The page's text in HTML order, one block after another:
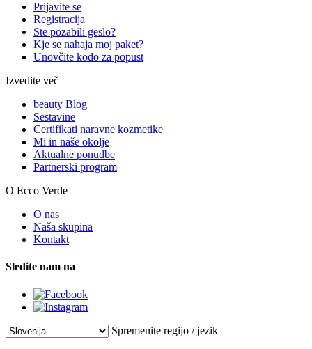
Prijavite se
Registracija
Ste pozabili geslo?
Kje se nahaja moj paket?
Unovčite kodo za popust
Izvedite več
beauty Blog
Sestavine
Certifikati naravne kozmetike
Mi in naše okolje
Aktualne ponudbe
Partnerski program
O Ecco Verde
O nas
Naša skupina
Kontakt
Sledite nam na
Spremenite regijo / jezik